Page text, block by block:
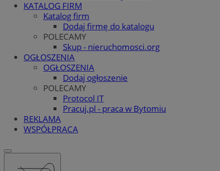
KATALOG FIRM
Katalog firm
Dodaj firmę do katalogu
POLECAMY
Skup - nieruchomosci.org
OGŁOSZENIA
OGŁOSZENIA
Dodaj ogłoszenie
POLECAMY
Protocol IT
Pracuj.pl - praca w Bytomiu
REKLAMA
WSPÓŁPRACA